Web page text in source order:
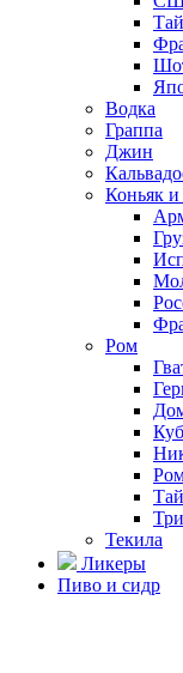
Водка
Граппа
Джин
Коньяк и
Ром
Текила
Ликеры
Пиво и сидр